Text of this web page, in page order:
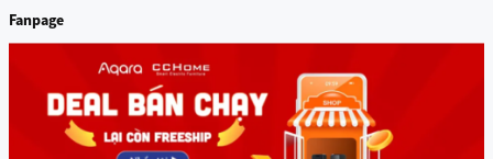
Fanpage